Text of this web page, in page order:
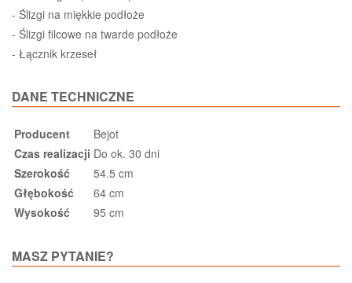
- Ślizgi na miękkie podłoże
- Ślizgi filcowe na twarde podłoże
- Łącznik krzeseł
DANE TECHNICZNE
Producent
Bejot
Czas realizacji Do ok. 30 dni
Szerokość
54.5 cm
Głębokość
64 cm
Wysokość
95 cm
MASZ PYTANIE?